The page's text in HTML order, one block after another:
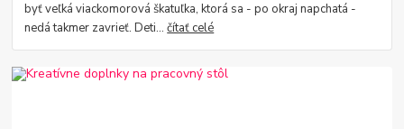
byť veľká viackomorová škatuľka, ktorá sa - po okraj napchatá -
nedá takmer zavrieť. Deti...čítať celé